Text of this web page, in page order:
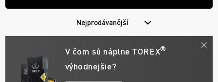
Nejprodávanější
V čom sú náplne TOREX®
výhodnejšie?